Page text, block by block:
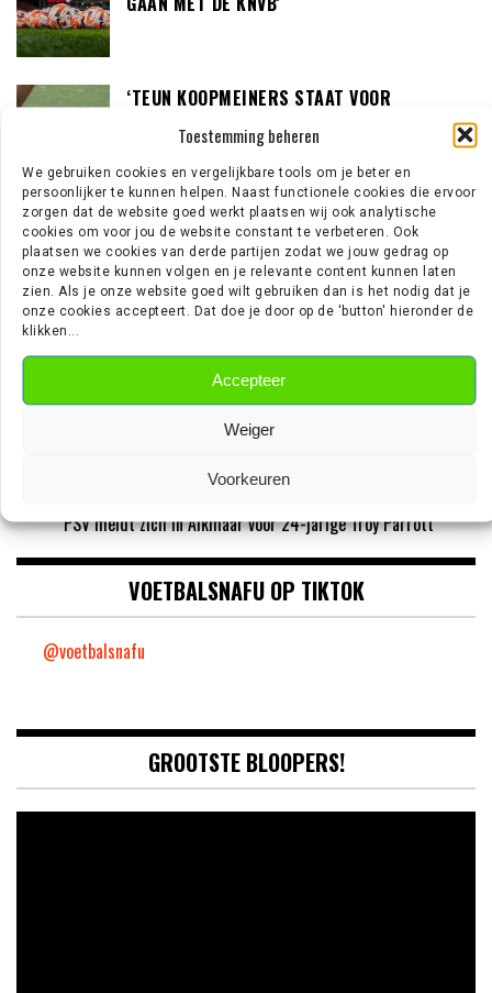
Toestemming beheren
We gebruiken cookies en vergelijkbare tools om je beter en
persoonlijker te kunnen helpen. Naast functionele cookies die ervoor
zorgen dat de website goed werkt plaatsen wij ook analytische
cookies om voor jou de website constant te verbeteren. Ook
plaatsen we cookies van derde partijen zodat we jouw gedrag op
onze website kunnen volgen en je relevante content kunnen laten
zien. Als je onze website goed wilt gebruiken dan is het nodig dat je
onze cookies accepteert. Dat doe je door op de 'button' hieronder de
klikken...
Accepteer
Weiger
Voorkeuren
‘TEUN KOOPMEINERS STAAT VOOR
AVONTUUR IN DE PREMIER LEAGUE’
‘AJAX IN GESPREK MET FRANSE
GROOTMACHT PARIS SAINT-GERMAIN’
EREDIVISIE NIEUWS
Wouter Goes zet krabbel onder nieuw contract bij AZ
‘Sunderland aast op de handtekening van Ernst Poku’
‘PSV meldt zich in Alkmaar voor 24-jarige Troy Parrott’
VOETBALSNAFU OP TIKTOK
@voetbalsnafu
GROOTSTE BLOOPERS!